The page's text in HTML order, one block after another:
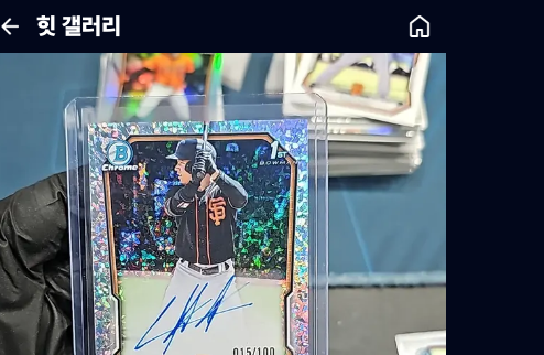
힛 갤러리